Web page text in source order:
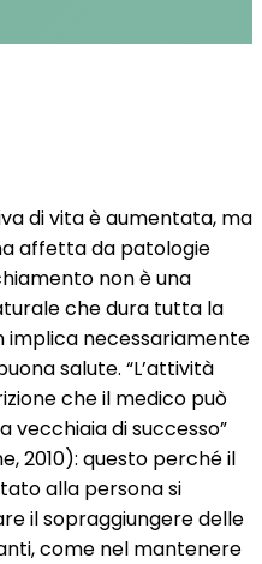
di vita è aumentata, ma
affetta da patologie
non è una
che dura tutta la
implica necessariamente
salute. “L’attività
che il medico può
vecchiaia di successo”
2010): questo perché il
alla persona si
il sopraggiungere delle
come nel mantenere